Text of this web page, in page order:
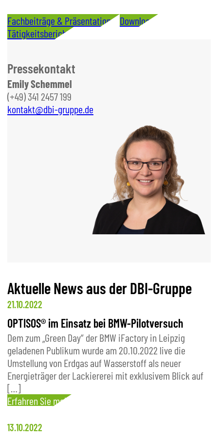
Fachbeiträge & Präsentationen Downloads
Tätigkeitsberichte
Pressekontakt
Emily Schemmel
(+49) 341 2457 199
kontakt@dbi-gruppe.de
Aktuelle News aus der DBI-Gruppe
21.10.2022
OPTISOS® im Einsatz bei BMW-Pilotversuch
Dem zum „Green Day“ der BMW iFactory in Leipzig
geladenen Publikum wurde am 20.10.2022 live die
Umstellung von Erdgas auf Wasserstoff als neuer
Energieträger der Lackiererei mit exklusivem Blick auf
[…]
Erfahren Sie mehr
13.10.2022